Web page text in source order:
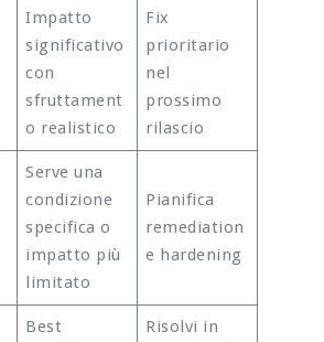
Impatto
significativo
con
sfruttament
o realistico
Fix
prioritario
nel
prossimo
rilascio
Serve una
condizione
specifica o
impatto più
limitato
Pianifica
remediation
e hardening
Best
Risolvi in